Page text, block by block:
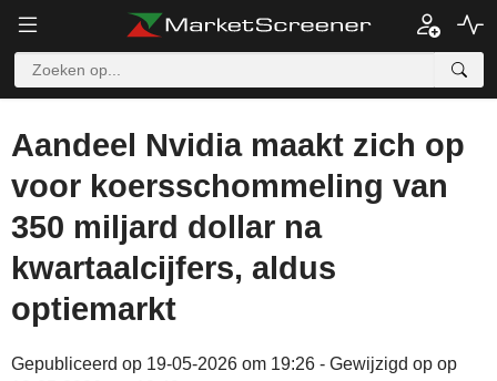
Aandeel Nvidia maakt zich op
voor koersschommeling van
350 miljard dollar na
kwartaalcijfers, aldus
optiemarkt
Gepubliceerd op 19-05-2026 om 19:26 - Gewijzigd op op